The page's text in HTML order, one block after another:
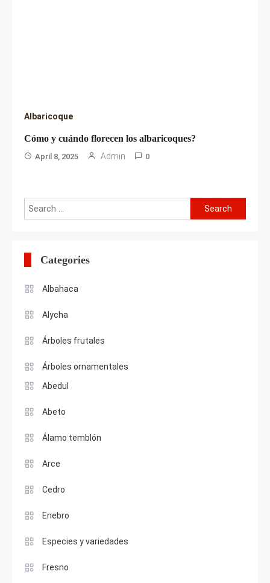
Albaricoque
Cómo y cuándo florecen los albaricoques?
April 8, 2025 Admin 0
Search
for:
Categories
Albahaca
Alycha
Árboles frutales
Árboles ornamentales
Abedul
Abeto
Álamo temblón
Arce
Cedro
Enebro
Especies y variedades
Fresno